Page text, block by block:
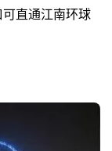
直通江南环球